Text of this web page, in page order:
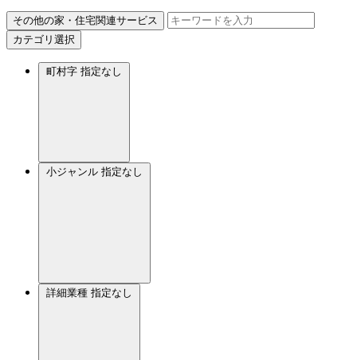
その他の家・住宅関連サービス
カテゴリ選択
町村字 指定なし
小ジャンル 指定なし
詳細業種 指定なし